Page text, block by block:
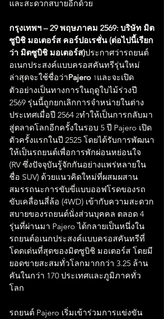
และสะดวกสบายอีกด้วย
กรุงเทพฯ – 29 พฤษภาคม 2569: บริษัท มิต
ซูบิชิ มอเตอร์ส คอร์ปอเรชั่น (ต่อไปนี้เรียก
ว่า มิตซูบิชิ มอเตอร์ส)ประกาศว่ารถยนต์
อเนกประสงค์แบบครอสคันทรีรุ่นใหม่
ล่าสุดจะใช้ชื่อว่าPajero 1 และจะเปิด
ตัวอย่างเป็นทางการในฤดูใบไม้ร่วงปี
2569 รุ่นนี้ถูกยกเลิกการจำหน่ายในต่าง
ประเทศเมื่อปี 2564 2ทำให้เป็นการกลับมา
สู่ตลาดโลกอีกครั้งในรอบ 5 ปี Pajero เปิด
ตัวครั้งแรกในปี 2525 โดยได้รับการพัฒนา
ให้เป็นรถยนต์เพื่อการพักผ่อนหย่อนใจ
(RV ซึ่งปัจจุบันรู้จักกันอย่างแพร่หลายใน
ชื่อ SUV) ด้วยแนวคิดใหม่ที่ผสมผสาน
สมรรถนะการขับขี่แบบออฟโรดของรถ
ขับเคลื่อนสี่ล้อ (4WD) เข้ากับความสะดวก
สบายของรถยนต์นั่งส่วนบุคคล ตลอด 4
รุ่นที่ผ่านมา Pajero ได้กลายเป็นหนึ่งใน
รถยนต์อเนกประสงค์แบบครอสคันทรีที่
โดดเด่นที่สุดของมิตซูบิชิ มอเตอร์ส โดยมี
ยอดขายสะสมทั่วโลกมากกว่า 3.25 ล้าน
คันในกว่า 170 ประเทศและภูมิภาคทั่ว
โลก
รถยนต์ Pajero เริ่มเข้าร่วมการแข่งขัน